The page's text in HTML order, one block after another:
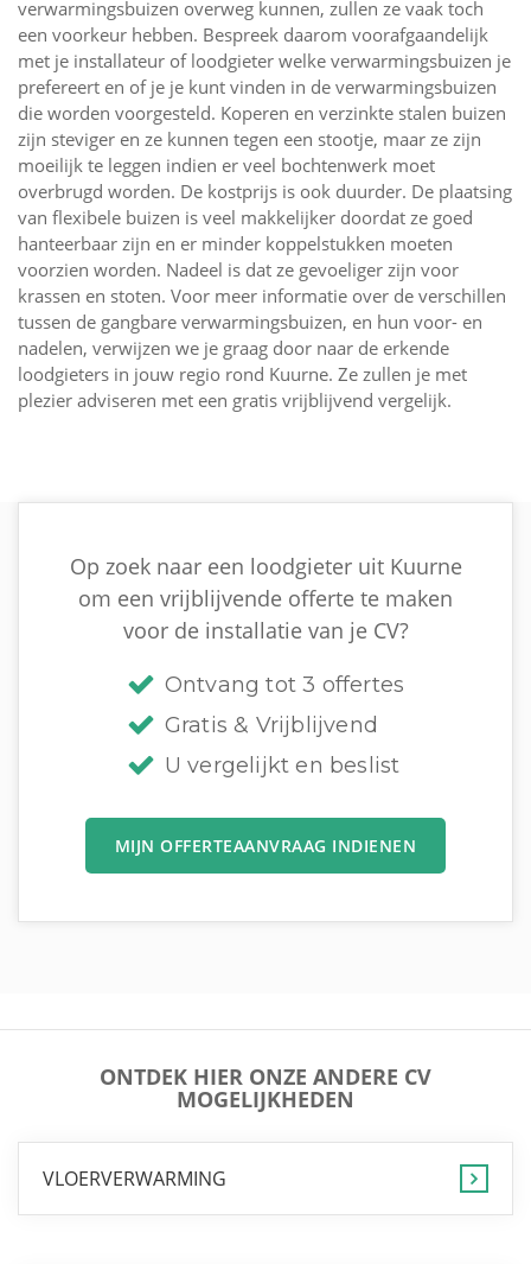
verwarmingsbuizen overweg kunnen, zullen ze vaak toch
een voorkeur hebben. Bespreek daarom voorafgaandelijk
met je installateur of loodgieter welke verwarmingsbuizen je
prefereert en of je je kunt vinden in de verwarmingsbuizen
die worden voorgesteld. Koperen en verzinkte stalen buizen
zijn steviger en ze kunnen tegen een stootje, maar ze zijn
moeilijk te leggen indien er veel bochtenwerk moet
overbrugd worden. De kostprijs is ook duurder. De plaatsing
van flexibele buizen is veel makkelijker doordat ze goed
hanteerbaar zijn en er minder koppelstukken moeten
voorzien worden. Nadeel is dat ze gevoeliger zijn voor
krassen en stoten. Voor meer informatie over de verschillen
tussen de gangbare verwarmingsbuizen, en hun voor- en
nadelen, verwijzen we je graag door naar de erkende
loodgieters in jouw regio rond Kuurne. Ze zullen je met
plezier adviseren met een gratis vrijblijvend vergelijk.
Op zoek naar een loodgieter uit Kuurne
om een vrijblijvende offerte te maken
voor de installatie van je CV?
Ontvang tot 3 offertes
Gratis & Vrijblijvend
U vergelijkt en beslist
MIJN OFFERTEAANVRAAG INDIENEN
ONTDEK HIER ONZE ANDERE CV
MOGELIJKHEDEN
VLOERVERWARMING